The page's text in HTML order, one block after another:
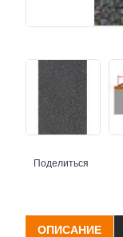
Поделиться
ОПИСАНИЕ